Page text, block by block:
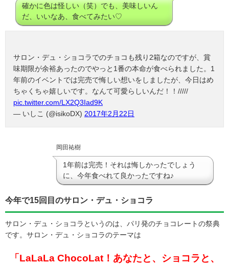
確かに色は怪しい（笑）でも、美味しいん
だ、いいなあ、食べてみたい♡
サロン・デュ・ショコラでのチョコも残り2箱なのですが、賞
味期限が余裕あったのでやっと1番の本命が食べられました。1
年前のイベントでは完売で悔しい想いをしましたが、今日はめ
ちゃくちゃ嬉しいです。なんて可愛らしいんだ！！/////
pic.twitter.com/LX2Q3Iad9K
— いしこ (@isikoDX) 2017年2月22日
岡田祐樹
1年前は完売！それは悔しかったでしょう
に、今年食べれて良かったですね♪
今年で15回目のサロン・デュ・ショコラ
サロン・デュ・ショコラというのは、パリ発のチョコレートの祭典
です。サロン・デュ・ショコラのテーマは
「LaLaLa ChocoLat！あなたと、ショコラと、